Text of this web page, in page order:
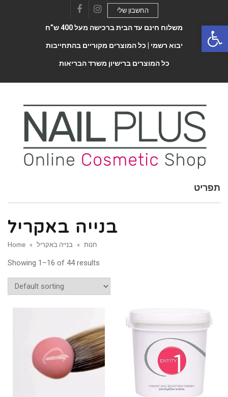
FacebookInstagram
החשבון שלי
משלוח חינם עד הבית ברכישה מעל 400 ש”ח
יבוא רשמי | כל המוצרים מקוריים בהתחייבות
כל המוצרים ברישיון משרד הבריאות
Toggle
תפריט
בנייה באקריל
Home » חנות » בנייה באקריל
Showing 1–16 of 44 results